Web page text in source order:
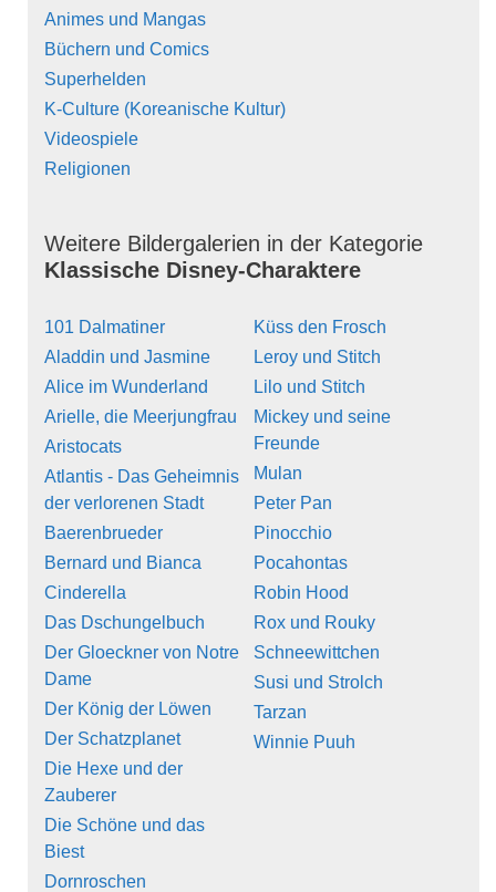
Animes und Mangas
Büchern und Comics
Superhelden
K-Culture (Koreanische Kultur)
Videospiele
Religionen
Weitere Bildergalerien in der Kategorie
Klassische Disney-Charaktere
101 Dalmatiner
Aladdin und Jasmine
Alice im Wunderland
Arielle, die Meerjungfrau
Aristocats
Atlantis - Das Geheimnis
der verlorenen Stadt
Baerenbrueder
Bernard und Bianca
Cinderella
Das Dschungelbuch
Der Gloeckner von Notre
Dame
Der König der Löwen
Der Schatzplanet
Die Hexe und der
Zauberer
Die Schöne und das
Biest
Dornroschen
Küss den Frosch
Leroy und Stitch
Lilo und Stitch
Mickey und seine
Freunde
Mulan
Peter Pan
Pinocchio
Pocahontas
Robin Hood
Rox und Rouky
Schneewittchen
Susi und Strolch
Tarzan
Winnie Puuh